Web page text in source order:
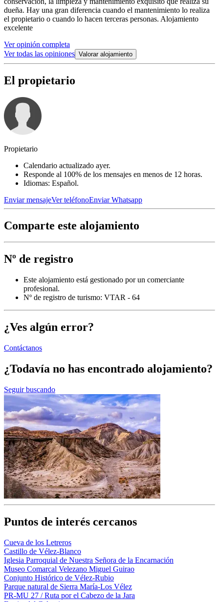
dueña. Hay una gran diferencia cuando el mantenimiento lo realiza
el propietario o cuando lo hacen terceras personas. Alojamiento
excelente
Ver opinión completa
Ver todas las opiniones Valorar alojamiento
El propietario
Propietario
Calendario actualizado ayer.
Responde al 100% de los mensajes en menos de 12 horas.
Idiomas: Español.
Enviar mensajeVer teléfonoEnviar Whatsapp
Comparte este alojamiento
Nº de registro
Este alojamiento está gestionado por un comerciante
profesional.
Nº de registro de turismo: VTAR - 64
¿Ves algún error?
Contáctanos
¿Todavía no has encontrado alojamiento?
Seguir buscando
Puntos de interés cercanos
Cueva de los Letreros
Castillo de Vélez-Blanco
Iglesia Parroquial de Nuestra Señora de la Encarnación
Museo Comarcal Velezano Miguel Guirao
Conjunto Histórico de Vélez-Rubio
Parque natural de Sierra María-Los Vélez
PR-MU 27 / Ruta por el Cabezo de la Jara